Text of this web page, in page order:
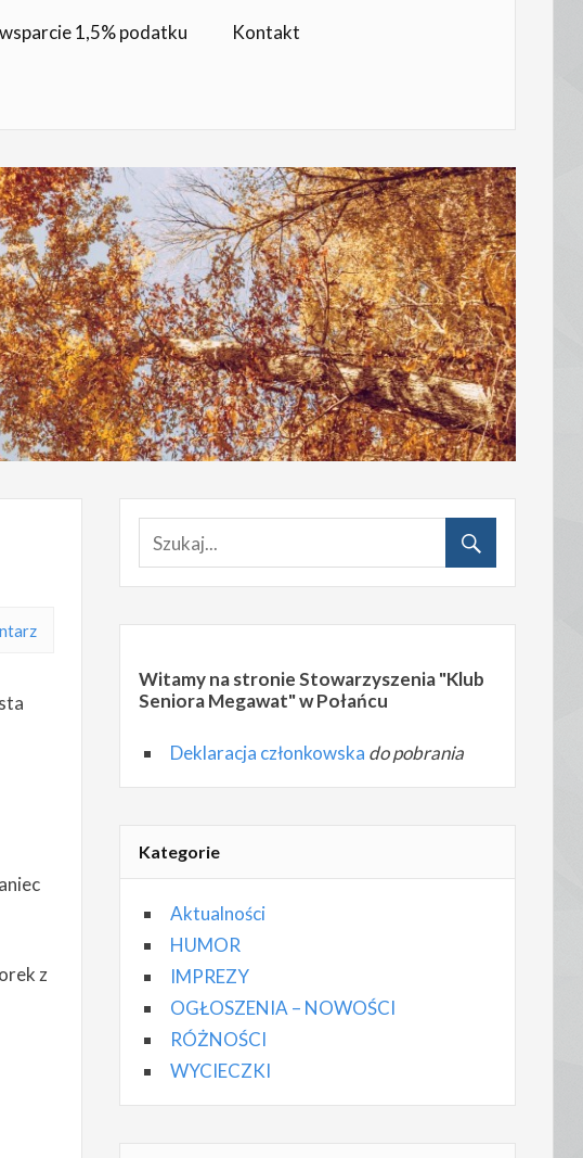
1,5% podatku Kontakt
z
Witamy na stronie Stowarzyszenia "Klub
Seniora Megawat" w Połańcu
Deklaracja członkowska do pobrania
Kategorie
Aktualności
HUMOR
IMPREZY
OGŁOSZENIA – NOWOŚCI
RÓŻNOŚCI
WYCIECZKI